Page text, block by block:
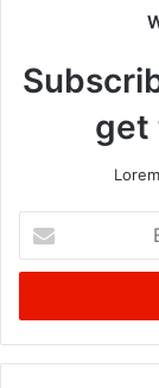
get
your
Email